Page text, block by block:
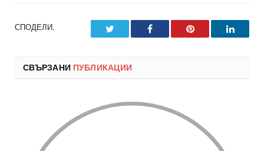
СПОДЕЛИ. Facebook Pinterest
СВЪРЗАНИ ПУБЛИКАЦИИ